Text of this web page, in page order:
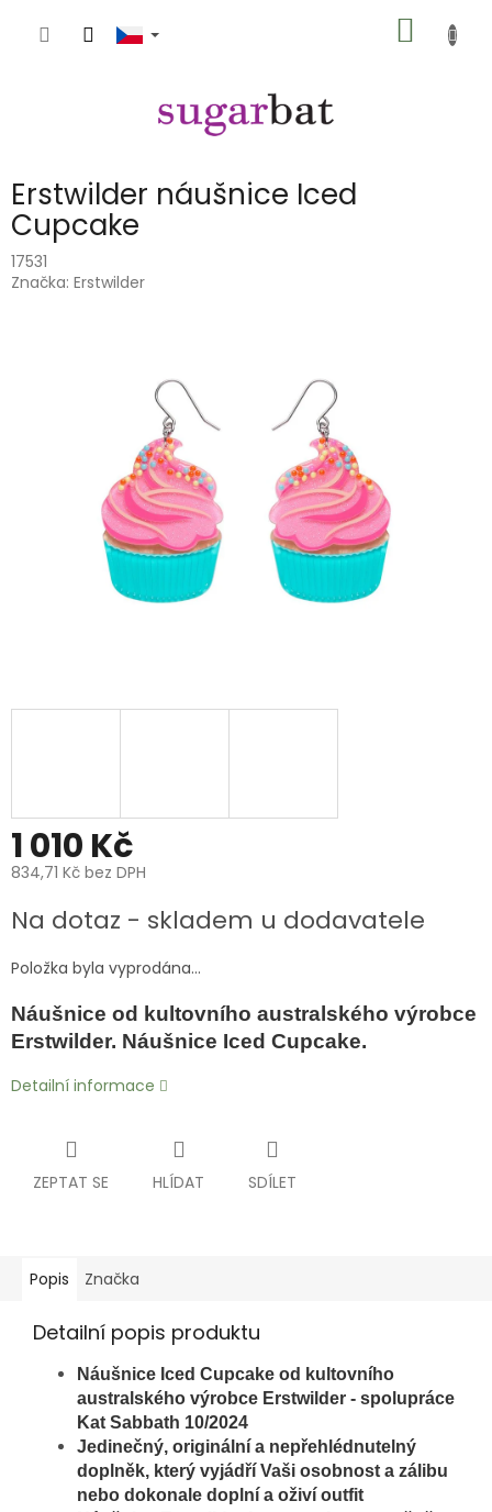
KOŠÍK
Erstwilder náušnice Iced
Cupcake
17531
Značka: Erstwilder
1 010 Kč
834,71 Kč bez DPH
cena:
Na dotaz - skladem u dodavatele
Položka byla vyprodána…
Náušnice od kultovního australského výrobce
Erstwilder. Náušnice Iced Cupcake.
Detailní informace
ZEPTAT SE HLÍDAT SDÍLET
Popis Značka
Detailní popis produktu
Náušnice Iced Cupcake od kultovního
australského výrobce Erstwilder - spolupráce
Kat Sabbath 10/2024
Jedinečný, originální a nepřehlédnutelný
doplněk, který vyjádří Vaši osobnost a zálibu
nebo dokonale doplní a oživí outfit